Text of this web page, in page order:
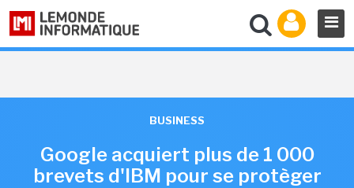
BUSINESS
Google acquiert plus de 1 000
brevets d'IBM pour se protèger